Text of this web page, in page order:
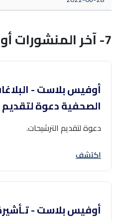
7- آخر المنشورات أوفيس بلاست
أوفيس بلاست -
الصحفية دعوة لتقديم
دعوة لتقديم الترشيحات.
اكتشف
أوفيس بلاست -